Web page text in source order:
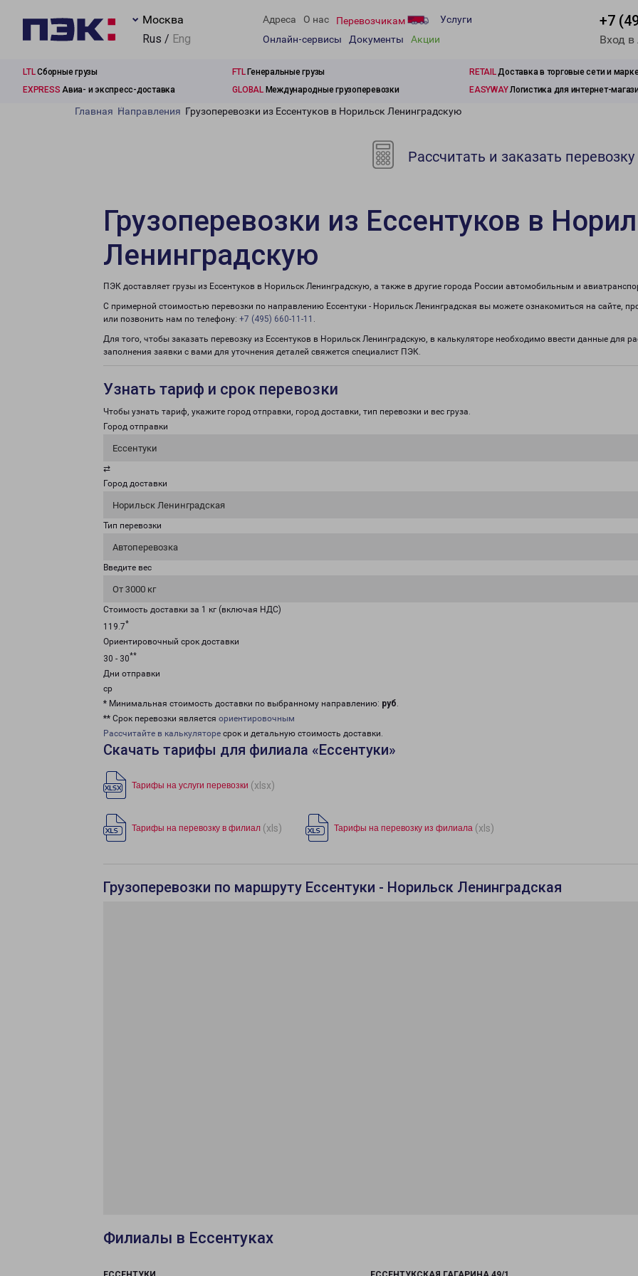
Москва
Rus / Eng
Адреса О нас Перевозчикам
Услуги
Онлайн-сервисы
Документы Акции
+7
Вход
LTLСборные грузы FTLГенеральные грузы RETAILДоставка в торговые сети и
EXPRESS Авиа- и экспресс-доставка GLOBALМеждународные грузоперевозки EASYWAYЛогистика для интернет-
Главная Направления Грузоперевозки из Ессентуков в Норильск Ленинградскую
Рассчитать и заказать перевозку
Грузоперевозки из Ессентуков в
Ленинградскую
ПЭК доставляет грузы из Ессентуков в Норильск Ленинградскую, а также в другие города России автомобильным и
С примерной стоимостью перевозки по направлению Ессентуки - Норильск Ленинградская вы можете ознакомиться на сайте,
или позвонить нам по телефону: +7 (495) 660-11-11 .
Для того, чтобы заказать перевозку из Ессентуков в Норильск Ленинградскую, в калькуляторе необходимо ввести данные для
заполнения заявки с вами для уточнения деталей свяжется специалист ПЭК.
Узнать тариф и срок перевозки
Чтобы узнать тариф, укажите город отправки, город доставки, тип перевозки и вес груза.
Город отправки
Ессентуки
⇄
Город доставки
Норильск Ленинградская
Тип перевозки
Автоперевозка
Введите вес
От 3000 кг
Стоимость доставки за 1 кг (включая НДС)
119.7*
Ориентировочный срок доставки
30 - 30**
Дни отправки
ср
* Минимальная стоимость доставки по выбранному направлению: руб.
** Срок перевозки является ориентировочным
Рассчитайте в калькуляторе срок и детальную стоимость доставки.
Скачать тарифы для филиала «Ессентуки»
Тарифы на услуги перевозки (xlsx)
Тарифы на перевозку в филиал (xls) Тарифы на перевозку из филиала (xls)
Грузоперевозки по маршруту Ессентуки - Норильск Ленинградская
Филиалы в Ессентуках